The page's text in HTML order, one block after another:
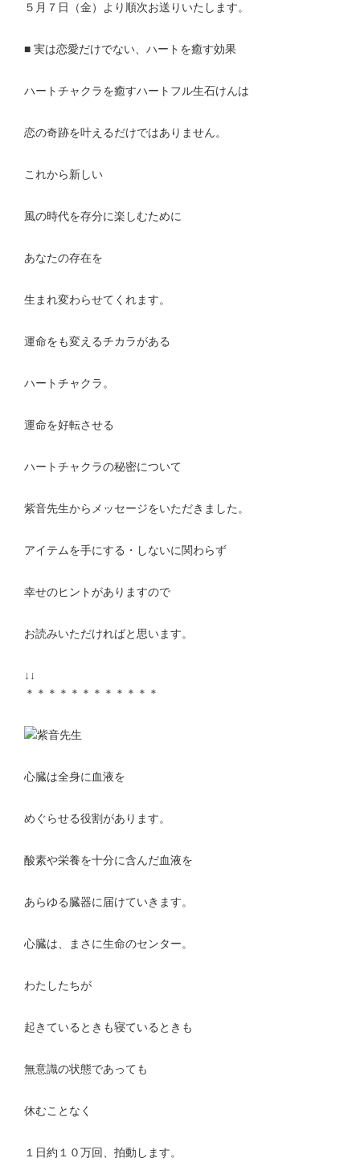
５月７日（金）より順次お送りいたします。
■ 実は恋愛だけでない、ハートを癒す効果
ハートチャクラを癒すハートフル生石けんは
恋の奇跡を叶えるだけではありません。
これから新しい
風の時代を存分に楽しむために
あなたの存在を
生まれ変わらせてくれます。
運命をも変えるチカラがある
ハートチャクラ。
運命を好転させる
ハートチャクラの秘密について
紫音先生からメッセージをいただきました。
アイテムを手にする・しないに関わらず
幸せのヒントがありますので
お読みいただければと思います。
↓↓
＊＊＊＊＊＊＊＊＊＊＊＊
心臓は全身に血液を
めぐらせる役割があります。
酸素や栄養を十分に含んだ血液を
あらゆる臓器に届けていきます。
心臓は、まさに生命のセンター。
わたしたちが
起きているときも寝ているときも
無意識の状態であっても
休むことなく
１日約１０万回、拍動します。